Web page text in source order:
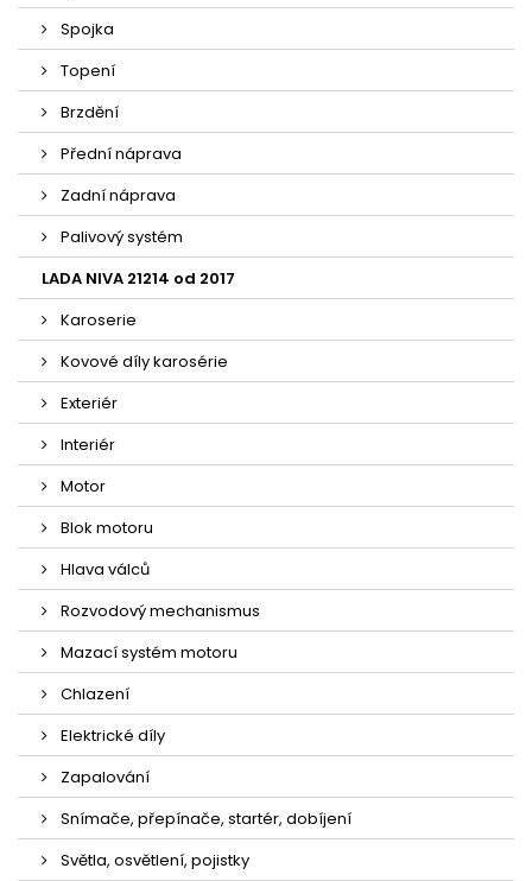
Spojka
Topení
Brzdění
Přední náprava
Zadní náprava
Palivový systém
LADA NIVA 21214 od 2017
Karoserie
Kovové díly karosérie
Exteriér
Interiér
Motor
Blok motoru
Hlava válců
Rozvodový mechanismus
Mazací systém motoru
Chlazení
Elektrické díly
Zapalování
Snímače, přepínače, startér, dobíjení
Světla, osvětlení, pojistky